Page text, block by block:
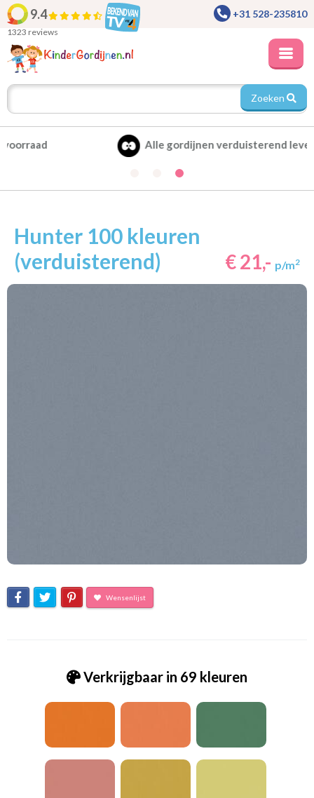
9.4
1323 reviews
+31 528-235810
Zoeken
Alle gordijnen verduisterend leverbaar
Hunter 100 kleuren
(verduisterend)
€ 21,- p/m2
Wensenlijst
Verkrijgbaar in 69 kleuren